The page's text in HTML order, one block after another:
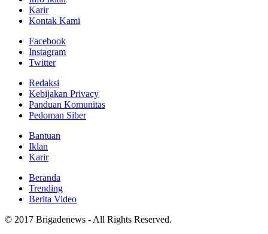
Karir
Kontak Kami
Facebook
Instagram
Twitter
Redaksi
Kebijakan Privacy
Panduan Komunitas
Pedoman Siber
Bantuan
Iklan
Karir
Beranda
Trending
Berita Video
© 2017 Brigadenews - All Rights Reserved.